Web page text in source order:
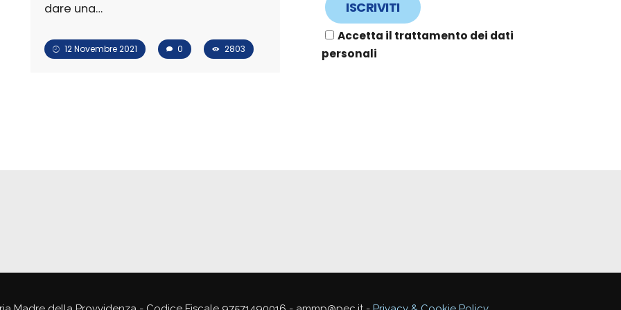
dare una…
12 Novembre 2021 0 2803
Accetta il trattamento dei dati
personali